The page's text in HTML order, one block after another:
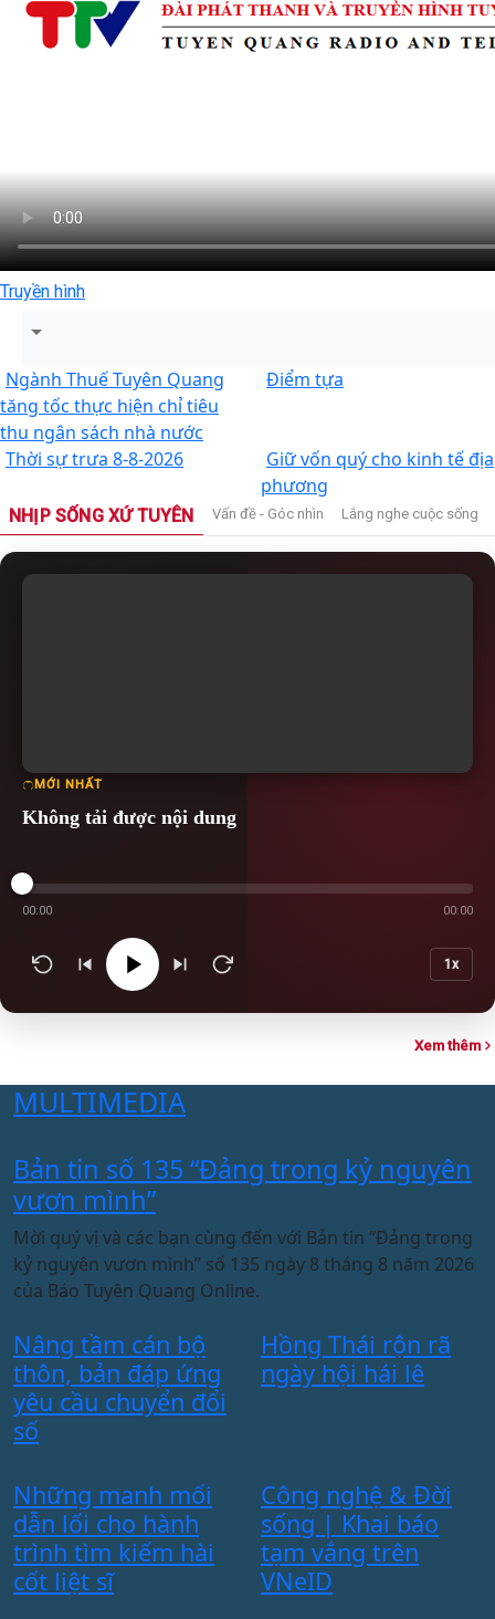
Truyền hình
Ngành Thuế Tuyên Quang
tăng tốc thực hiện chỉ tiêu
thu ngân sách nhà nước
Điểm tựa
Thời sự trưa 8-8-2026
Giữ vốn quý cho kinh tế địa
phương
NHỊP SỐNG XỨ TUYÊN Vấn đề - Góc nhìn Lắng nghe cuộc sống
MỚI NHẤT
Không tải được nội dung
00:00 00:00
1x
Xem thêm
MULTIMEDIA
Bản tin số 135 “Đảng trong kỷ nguyên
vươn mình”
Mời quý vị và các bạn cùng đến với Bản tin “Đảng trong
kỷ nguyên vươn mình” số 135 ngày 8 tháng 8 năm 2026
của Báo Tuyên Quang Online.
Nâng tầm cán bộ
thôn, bản đáp ứng
yêu cầu chuyển đổi
số
Hồng Thái rộn rã
ngày hội hái lê
Những manh mối
dẫn lối cho hành
trình tìm kiếm hài
cốt liệt sĩ
Công nghệ & Đời
sống | Khai báo
tạm vắng trên
VNeID